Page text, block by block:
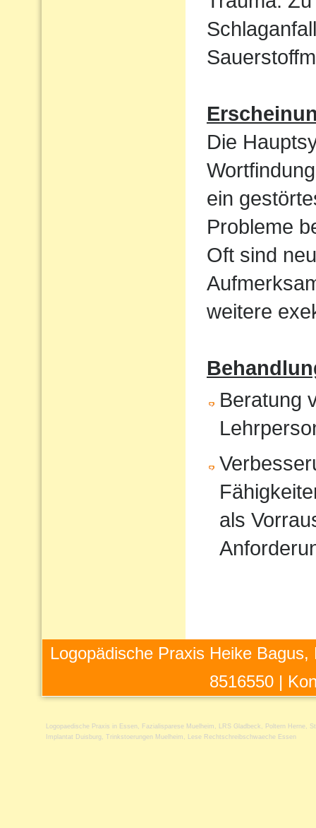
Die
ein
Probleme
Oft sind
weitere
Beratung
als
Logopädische Praxis Heike
8516550 |
Logopaedische Praxis in Essen , Fazialisparese Muelheim , LRS Gladbeck , Poltern Herne ,
Implantat Duisburg , Trinkstoerungen Muelheim , Lese Rechtschreibschwaeche Essen